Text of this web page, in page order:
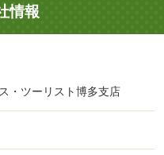
情報
・ツーリスト博多支店